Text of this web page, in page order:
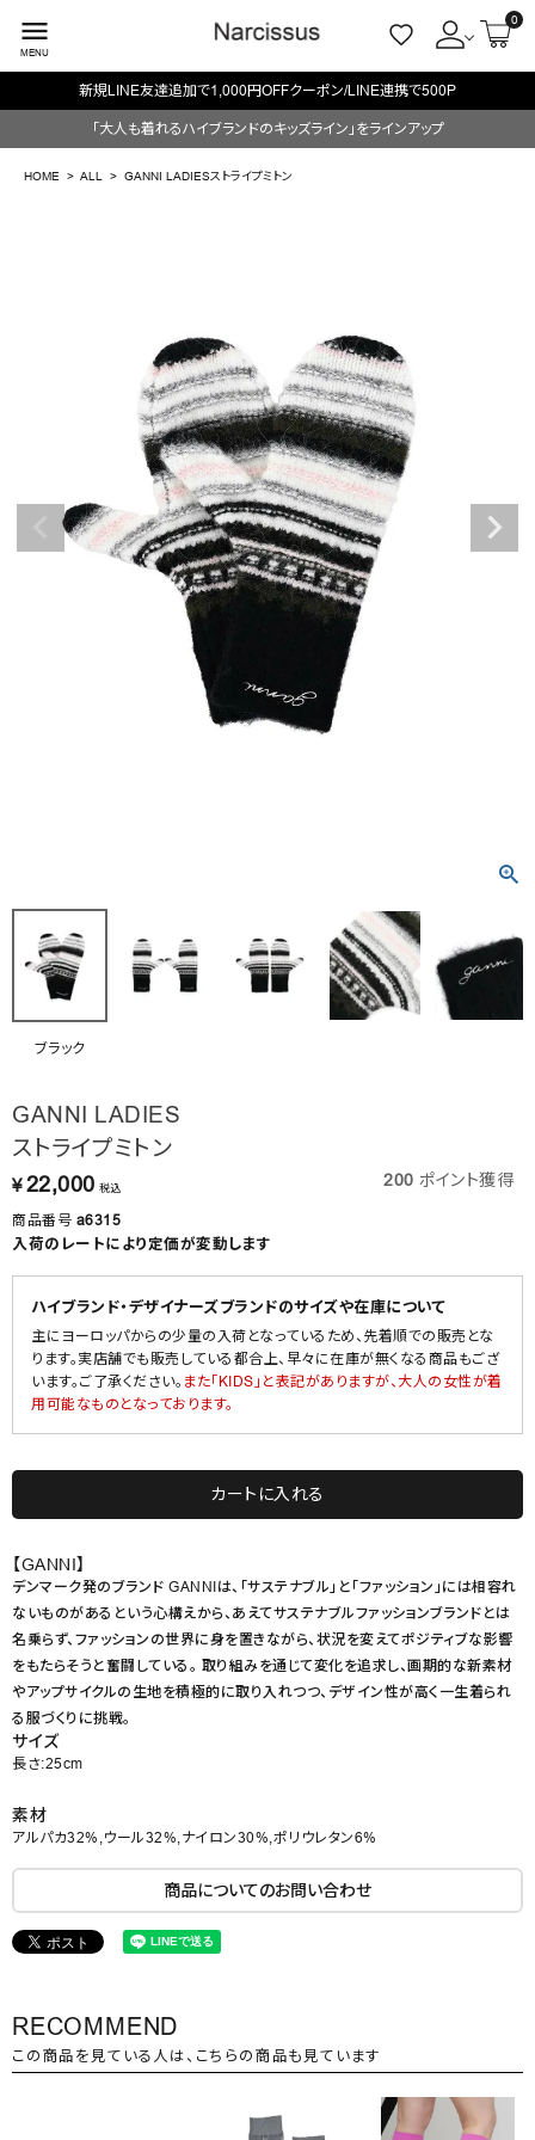
menu
MENU
0
ようこそ ゲスト 様
OUTLET
はじめてご利用の方へ
お問い合わせ
新規LINE友達追加で1,000円OFFクーポン/LINE連携で500P
「大人も着れるハイブランドのキッズライン」をラインアップ
HOME ALL GANNI LADIESストライプミトン
ブラック
GANNI LADIES
ストライプミトン
¥ 22,000 税込 200 ポイント獲得
商品番号 a6315
入荷のレートにより定価が変動します
ハイブランド・デザイナーズブランドのサイズや在庫について
主にヨーロッパからの少量の入荷となっているため、先着順での販売とな
ります。実店舗でも販売している都合上、早々に在庫が無くなる商品もござ
います。ご了承ください。 また「KIDS」と表記がありますが、大人の女性が着
用可能なものとなっております。
カートに入れる
【GANNI】
デンマーク発のブランド GANNIは、「サステナブル」と「ファッション」には相容れ
ないものがあるという心構えから、あえてサステナブルファッションブランドとは
名乗らず、ファッションの世界に身を置きながら、状況を変えてポジティブな影響
をもたらそうと奮闘している。 取り組みを通じて変化を追求し、画期的な新素材
やアップサイクルの生地を積極的に取り入れつつ、デザイン性が高く一生着られ
る服づくりに挑戦。
サイズ
長さ:25cm
素材
アルパカ32%,ウール32%,ナイロン30%,ポリウレタン6%
商品についてのお問い合わせ
RECOMMEND
この商品を見ている人は、こちらの商品も見ています